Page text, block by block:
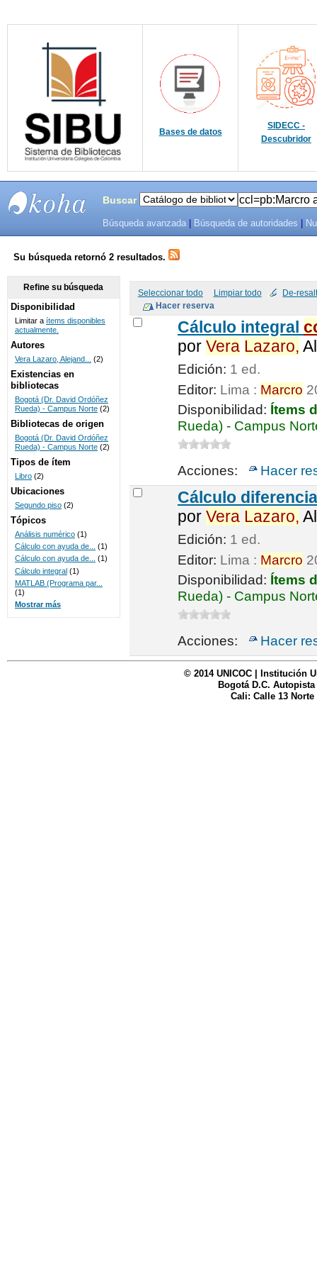
Bases de datos
SIDECC -
Descubridor
SISTEMAS
DE
BIBLIOTECAS
UNICOC
Buscar
Búsqueda avanzada Búsqueda de autoridades
Su búsqueda retornó 2 resultados.
Seleccionar todo Limpiar todo De-
Cálculo integral
por Vera Lazaro,
Edición: 1 ed.
Editor: Lima : Marcro
Disponibilidad: Ítems
Rueda) - Campus
Acciones: Hacer
Cálculo
por Vera Lazaro,
Edición: 1 ed.
Editor: Lima : Marcro
Disponibilidad: Ítems
Rueda) - Campus
Acciones: Hacer
Refine su búsqueda
Disponibilidad
Limitar a ítems disponibles
actualmente.
Autores
Vera Lazaro, Alejand... (2)
Existencias en
bibliotecas
Bogotá (Dr. David Ordóñez
Rueda) - Campus Norte (2)
Bibliotecas de origen
Bogotá (Dr. David Ordóñez
Rueda) - Campus Norte (2)
Tipos de ítem
Libro (2)
Ubicaciones
Segundo piso (2)
Tópicos
Análisis numérico (1)
Cálculo con ayuda de...
(1)
Cálculo con ayuda de... (1)
Cálculo integral (1)
MATLAB (Programa par...
(1)
Mostrar más
© 2014 UNICOC | Institución
Bogotá D.C. Autopista
Cali: Calle 13 Norte